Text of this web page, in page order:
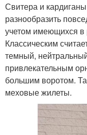
Свитера и
разнообразить
учетом имеющихся в
Классическим
темный,
привлекательным
большим воротом.
меховые жилеты.